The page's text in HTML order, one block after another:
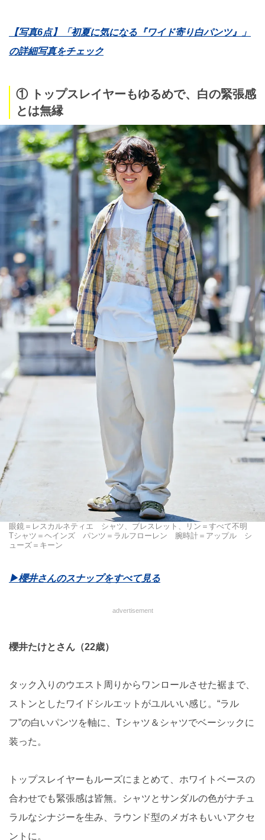
【写真6点】「初夏に気になる『ワイド寄り白パンツ』」
の詳細写真をチェック
① トップスレイヤーもゆるめで、白の緊張感
とは無縁
眼鏡＝レスカルネティエ シャツ、ブレスレット、リン＝すべて不明
Tシャツ＝ヘインズ パンツ＝ラルフローレン 腕時計＝アップル シ
ューズ＝キーン
▶︎櫻井さんのスナップをすべて見る
advertisement
櫻井たけとさん（22歳）
タック入りのウエスト周りからワンロールさせた裾まで、
ストンとしたワイドシルエットがユルいい感じ。“ラル
フ”の白いパンツを軸に、Tシャツ＆シャツでベーシックに
装った。
トップスレイヤーもルーズにまとめて、ホワイトベースの
合わせでも緊張感は皆無。シャツとサンダルの色がナチュ
ラルなシナジーを生み、ラウンド型のメガネもいいアクセ
ントに。